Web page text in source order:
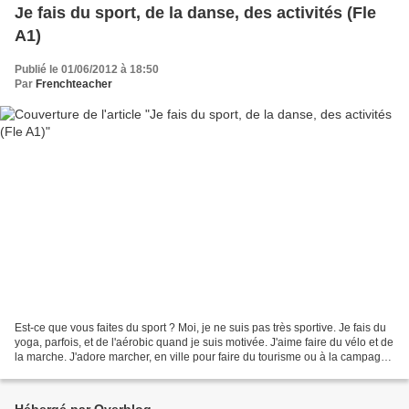
Je fais du sport, de la danse, des activités (Fle
A1)
Publié le 01/06/2012 à 18:50
Par Frenchteacher
Est-ce que vous faites du sport ? Moi, je ne suis pas très sportive. Je fais du
yoga, parfois, et de l'aérobic quand je suis motivée. J'aime faire du vélo et de
la marche. J'adore marcher, en ville pour faire du tourisme ou à la campagne